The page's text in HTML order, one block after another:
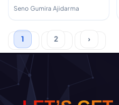
Seno Gumira Ajidarma
1 2 ›